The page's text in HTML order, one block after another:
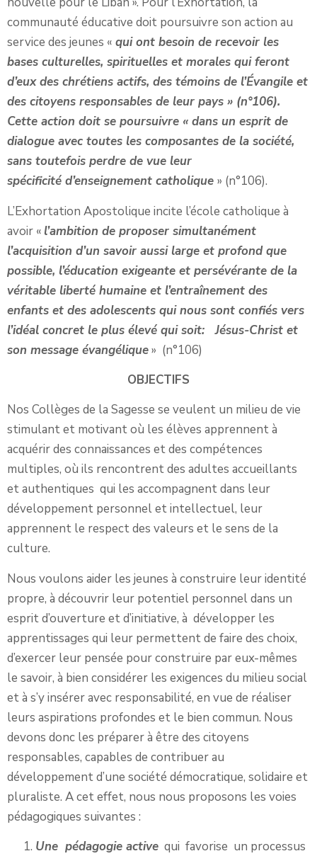
communauté éducative doit poursuivre son action au
service des jeunes « qui ont besoin de recevoir les
bases culturelles, spirituelles et morales qui feront
d’eux des chrétiens actifs, des témoins de l’Évangile et
des citoyens responsables de leur pays » (n°106).
Cette action doit se poursuivre « dans un esprit de
dialogue avec toutes les composantes de la société,
sans toutefois perdre de vue leur
spécificité d’enseignement catholique » (n°106).
L’Exhortation Apostolique incite l’école catholique à
avoir « l’ambition de proposer simultanément
l’acquisition d’un savoir aussi large et profond que
possible, l’éducation exigeante et persévérante de la
véritable liberté humaine et l’entraînement des
enfants et des adolescents qui nous sont confiés vers
l’idéal concret le plus élevé qui soit: Jésus-Christ et
son message évangélique» (n°106)
OBJECTIFS
Nos Collèges de la Sagesse se veulent un milieu de vie
stimulant et motivant où les élèves apprennent à
acquérir des connaissances et des compétences
multiples, où ils rencontrent des adultes accueillants
et authentiques qui les accompagnent dans leur
développement personnel et intellectuel, leur
apprennent le respect des valeurs et le sens de la
culture.
Nous voulons aider les jeunes à construire leur identité
propre, à découvrir leur potentiel personnel dans un
esprit d’ouverture et d’initiative, à développer les
apprentissages qui leur permettent de faire des choix,
d’exercer leur pensée pour construire par eux-mêmes
le savoir, à bien considérer les exigences du milieu social
et à s’y insérer avec responsabilité, en vue de réaliser
leurs aspirations profondes et le bien commun. Nous
devons donc les préparer à être des citoyens
responsables, capables de contribuer au
développement d’une société démocratique, solidaire et
pluraliste. A cet effet, nous nous proposons les voies
pédagogiques suivantes :
Une pédagogie active qui favorise un processus